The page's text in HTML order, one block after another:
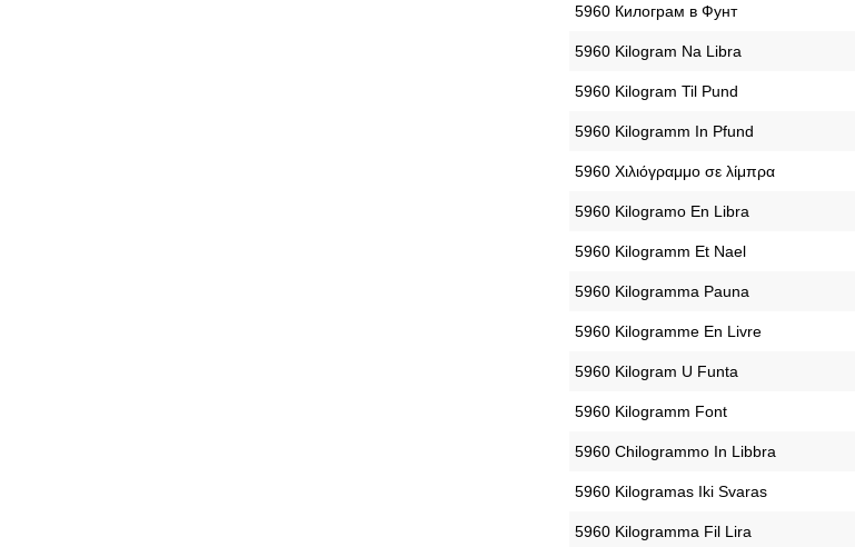
‎5960 Килограм в Фунт
‎5960 Kilogram Na Libra
‎5960 Kilogram Til Pund
‎5960 Kilogramm In Pfund
‎5960 Χιλιόγραμμο σε λίμπρα
‎5960 Kilogramo En Libra
‎5960 Kilogramm Et Nael
‎5960 Kilogramma Pauna
‎5960 Kilogramme En Livre
‎5960 Kilogram U Funta
‎5960 Kilogramm Font
‎5960 Chilogrammo In Libbra
‎5960 Kilogramas Iki Svaras
‎5960 Kilogramma Fil Lira